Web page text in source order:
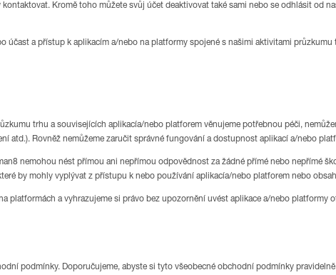
Kromě toho můžete svůj účet deaktivovat také sami nebo se odhlásit od
účast a přístup k aplikacím a/nebo na platformy spojené s našimi aktivitami
trhu a souvisejících aplikacía/nebo platforem věnujeme potřebnou péči,
atd.). Rovněž nemůžeme zaručit správné fungování a dostupnost aplikací a/nebo
nemohou nést přímou ani nepřímou odpovědnost za žádné přímé nebo nepřímé
by mohly vyplývat z přístupu k nebo používání aplikacía/nebo platforem nebo
platformách a vyhrazujeme si právo bez upozornění uvést aplikace a/nebo platformy
podmínky. Doporučujeme, abyste si tyto všeobecné obchodní podmínky